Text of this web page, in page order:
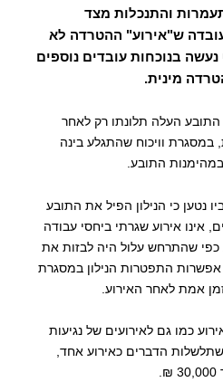
והתנכלות מצד
ש"אירוע" ההטרדה לא
בנוכחות עובדים נוספים
מינית.
העלה תלונתו רק לאחר
במסגרת וויכוח שהתגלע בינה
התובע.
נטען כי הנילון הפיל את התובע
אינו אירוע שגרתי ביחסי עבודה
כפי שהתרחש עלול היה לבזות את
התפטרות הנילון במסגרת
אמת לאחר האירוע.
כמו גם לאירועים של נגיעות
הדברים כאירוע אחד,